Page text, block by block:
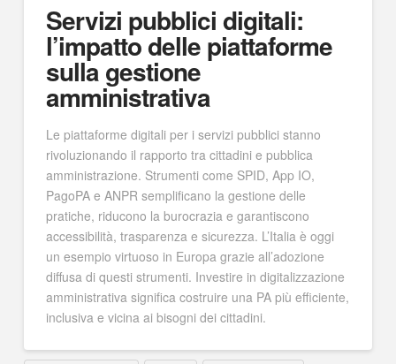
Servizi pubblici digitali:
l’impatto delle piattaforme
sulla gestione
amministrativa
Le piattaforme digitali per i servizi pubblici stanno
rivoluzionando il rapporto tra cittadini e pubblica
amministrazione. Strumenti come SPID, App IO,
PagoPA e ANPR semplificano la gestione delle
pratiche, riducono la burocrazia e garantiscono
accessibilità, trasparenza e sicurezza. L’Italia è oggi
un esempio virtuoso in Europa grazie all’adozione
diffusa di questi strumenti. Investire in digitalizzazione
amministrativa significa costruire una PA più efficiente,
inclusiva e vicina ai bisogni dei cittadini.